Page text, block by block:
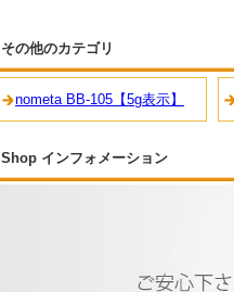
その他のカテゴリ
nometa BB-105【5g表示】
Shop インフォメーション